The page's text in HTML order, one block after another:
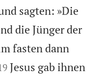
sagten: »Die
die Jünger der
fasten dann
Jesus gab ihnen